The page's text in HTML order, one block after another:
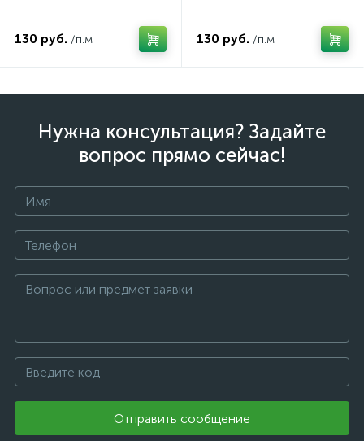
130 руб. /п.м 130 руб. /п.м
Нужна консультация? Задайте
вопрос прямо сейчас!
Отправить сообщение